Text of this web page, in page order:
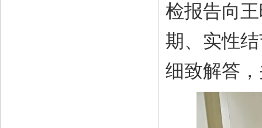
检报告向王
期、实性
细致解答，